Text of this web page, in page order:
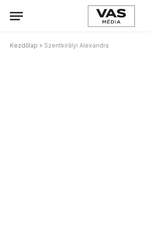
Kezdőlap » Szentkirályi Alexandra